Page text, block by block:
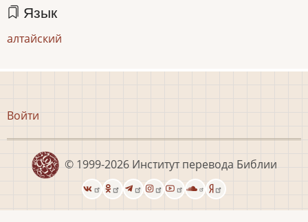
Язык
алтайский
Меню
записи
пользователя
Войти
© 1999-2026 Институт перевода Библии